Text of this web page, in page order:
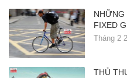
NHỮNG
FIXED
Tháng 2
THỦ